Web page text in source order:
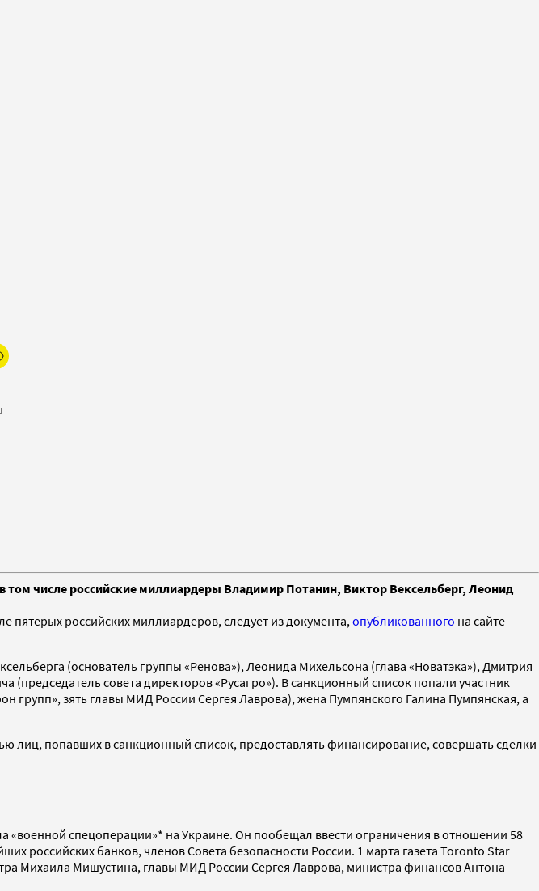
числе российские миллиардеры Владимир Потанин, Виктор Вексельберг, Леонид
российских миллиардеров, следует из документа, опубликованного на сайте
(основатель группы «Ренова»), Леонида Михельсона (глава «Новатэка»), Дмитрия
совета директоров «Русагро»). В санкционный список попали участник
зять главы МИД России Сергея Лаврова), жена Пумпянского Галина Пумпянская, а
попавших в санкционный список, предоставлять финансирование, совершать сделки
«военной спецоперации»* на Украине. Он пообещал ввести ограничения в отношении 58
российских банков, членов Совета безопасности России. 1 марта газета Toronto Star
Михаила Мишустина, главы МИД России Сергея Лаврова, министра финансов Антона